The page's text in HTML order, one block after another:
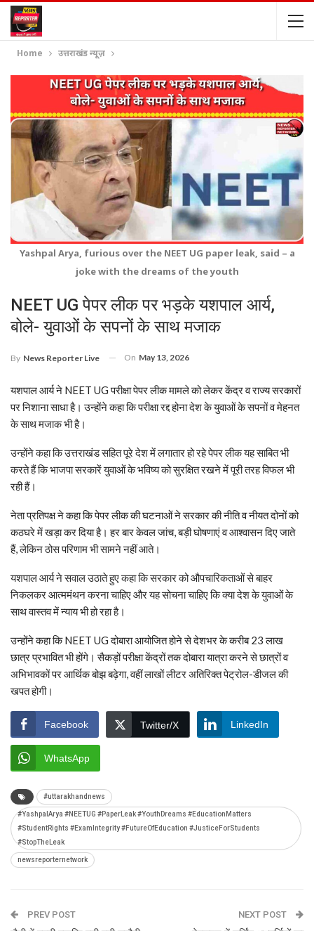
Home उत्तराखंड न्यूज़
Yashpal Arya, furious over the NEET UG paper leak, said – a
joke with the dreams of the youth
NEET UG पेपर लीक पर भड़के यशपाल आर्य,
बोले- युवाओं के सपनों के साथ मजाक
By News Reporter Live On May 13, 2026
यशपाल आर्य ने NEET UG परीक्षा पेपर लीक मामले को लेकर केंद्र व राज्य सरकारों
पर निशाना साधा है। उन्होंने कहा कि परीक्षा रद्द होना देश के युवाओं के सपनों व मेहनत
के साथ मजाक भी है।
उन्होंने कहा कि उत्तराखंड सहित पूरे देश में लगातार हो रहे पेपर लीक यह साबित भी
करते हैं कि भाजपा सरकारें युवाओं के भविष्य को सुरक्षित रखने में पूरी तरह विफल भी
रही हैं।
नेता प्रतिपक्ष ने कहा कि पेपर लीक की घटनाओं ने सरकार की नीति व नीयत दोनों को
कठघरे में खड़ा कर दिया है। हर बार केवल जांच, बड़ी घोषणाएं व आश्वासन दिए जाते
हैं, लेकिन ठोस परिणाम भी सामने नहीं आते।
यशपाल आर्य ने सवाल उठाते हुए कहा कि सरकार को औपचारिकताओं से बाहर
निकलकर आत्ममंथन करना चाहिए और यह सोचना चाहिए कि क्या देश के युवाओं के
साथ वास्तव में न्याय भी हो रहा है।
उन्होंने कहा कि NEET UG दोबारा आयोजित होने से देशभर के करीब 23 लाख
छात्र प्रभावित भी होंगे। सैकड़ों परीक्षा केंद्रों तक दोबारा यात्रा करने से छात्रों व
अभिभावकों पर आर्थिक बोझ बढ़ेगा, वहीं लाखों लीटर अतिरिक्त पेट्रोल-डीजल की
खपत होगी।
Facebook Twitter/X LinkedIn
WhatsApp
#uttarakhandnews
#YashpalArya #NEETUG #PaperLeak #YouthDreams #EducationMatters
#StudentRights #ExamIntegrity #FutureOfEducation #JusticeForStudents
#StopTheLeak
newsreporternetwork
PREV POST NEXT POST